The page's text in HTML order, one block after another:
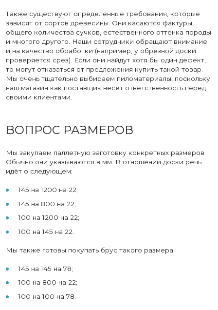
Также существуют определённые требования, которые
зависят от сортов древесины. Они касаются фактуры,
общего количества сучков, естественного оттенка породы
и многого другого. Наши сотрудники обращают внимание
и на качество обработки (например, у обрезной доски
проверяется срез). Если они найдут хотя бы один дефект,
то могут отказаться от предложения купить такой товар.
Мы очень тщательно выбираем пиломатериалы, поскольку
наш магазин как поставщик несёт ответственность перед
своими клиентами.
ВОПРОС РАЗМЕРОВ
Мы закупаем паллетную заготовку конкретных размеров.
Обычно они указываются в мм. В отношении доски речь
идёт о следующем:
145 на 1200 на 22;
145 на 800 на 22;
100 на 1200 на 22;
100 на 145 на 22.
Мы также готовы покупать брус такого размера:
145 на 145 на 78;
100 на 800 на 22;
100 на 100 на 78.